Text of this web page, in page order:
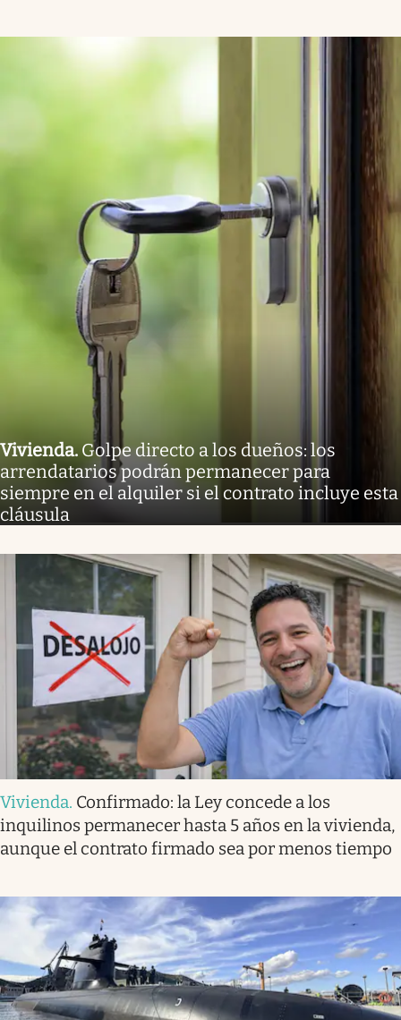
Vivienda. Golpe directo a los dueños: los
arrendatarios podrán permanecer para
siempre en el alquiler si el contrato incluye esta
cláusula
Vivienda. Confirmado: la Ley concede a los
inquilinos permanecer hasta 5 años en la vivienda,
aunque el contrato firmado sea por menos tiempo